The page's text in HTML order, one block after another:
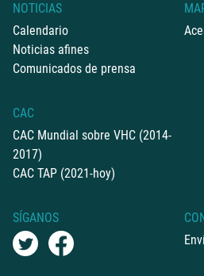
NOTICIAS
Calendario
Noticias afines
Comunicados de prensa
CAC
CAC Mundial sobre VHC (2014-
2017)
CAC TAP (2021-hoy)
SÍGANOS